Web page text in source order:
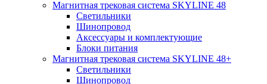
Магнитная трековая система SKYLINE 48
Светильники
Шинопровод
Аксессуары и комплектующие
Блоки питания
Магнитная трековая система SKYLINE 48+
Светильники
Шинопровод